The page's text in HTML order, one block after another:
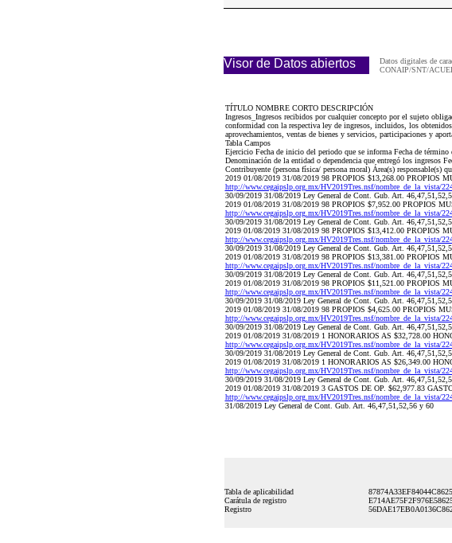
Visor de Datos abiertos
Datos digitales de
CONAIP/SNT/
TÍTULO NOMBRE CORTO DESCRIPCIÓN
Ingresos_Ingresos recibidos por cualquier concepto por el sujeto
conformidad con la respectiva ley de ingresos, incluidos, los
aprovechamientos, ventas de bienes y servicios, participaciones y
Tabla Campos
Ejercicio Fecha de inicio del periodo que se informa Fecha de
Denominación de la entidad o dependencia que entregó los ingresos
Contribuyente (persona física/ persona moral) Área(s) responsable(s)
2019 01/08/2019 31/08/2019 98 PROPIOS $13,268.00 PROPIOS
http://www.cegaipslp.org.mx/HV2019Tres.nsf/nombre_de_la_vista/
30/09/2019 31/08/2019 Ley General de Cont. Gub. Art.
2019 01/08/2019 31/08/2019 98 PROPIOS $7,952.00 PROPIOS
http://www.cegaipslp.org.mx/HV2019Tres.nsf/nombre_de_la_vista/
30/09/2019 31/08/2019 Ley General de Cont. Gub. Art.
2019 01/08/2019 31/08/2019 98 PROPIOS $13,412.00 PROPIOS
http://www.cegaipslp.org.mx/HV2019Tres.nsf/nombre_de_la_vista/
30/09/2019 31/08/2019 Ley General de Cont. Gub. Art.
2019 01/08/2019 31/08/2019 98 PROPIOS $13,381.00 PROPIOS
http://www.cegaipslp.org.mx/HV2019Tres.nsf/nombre_de_la_vista/
30/09/2019 31/08/2019 Ley General de Cont. Gub. Art.
2019 01/08/2019 31/08/2019 98 PROPIOS $11,521.00 PROPIOS
http://www.cegaipslp.org.mx/HV2019Tres.nsf/nombre_de_la_vista/
30/09/2019 31/08/2019 Ley General de Cont. Gub. Art.
2019 01/08/2019 31/08/2019 98 PROPIOS $4,625.00 PROPIOS
http://www.cegaipslp.org.mx/HV2019Tres.nsf/nombre_de_la_vista/
30/09/2019 31/08/2019 Ley General de Cont. Gub. Art.
2019 01/08/2019 31/08/2019 1 HONORARIOS AS $32,728.00
http://www.cegaipslp.org.mx/HV2019Tres.nsf/nombre_de_la_vista/
30/09/2019 31/08/2019 Ley General de Cont. Gub. Art.
2019 01/08/2019 31/08/2019 1 HONORARIOS AS $26,349.00
http://www.cegaipslp.org.mx/HV2019Tres.nsf/nombre_de_la_vista/
30/09/2019 31/08/2019 Ley General de Cont. Gub. Art.
2019 01/08/2019 31/08/2019 3 GASTOS DE OP. $62,977.83
http://www.cegaipslp.org.mx/HV2019Tres.nsf/nombre_de_la_vista/
31/08/2019 Ley General de Cont. Gub. Art. 46,47,51,52,56 y 60
Tabla de aplicabilidad
Carátula de registro
Registro